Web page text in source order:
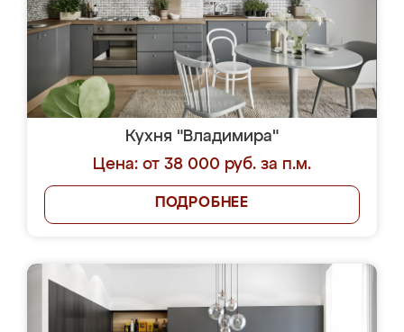
Кухня "Владимира"
Цена: от 38 000 руб. за п.м.
ПОДРОБНЕЕ